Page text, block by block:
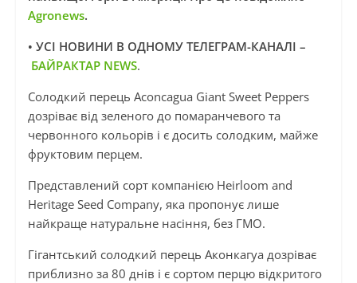
Agronews.
• УСІ НОВИНИ В ОДНОМУ ТЕЛЕГРАМ-КАНАЛІ –
БАЙРАКТАР NEWS.
Солодкий перець Aconcagua Giant Sweet Peppers
дозріває від зеленого до помаранчевого та
червонного кольорів і є досить солодким, майже
фруктовим перцем.
Представлений сорт компанією Heirloom and
Heritage Seed Company, яка пропонує лише
найкраще натуральне насіння, без ГМО.
Гігантський солодкий перець Аконкагуа дозріває
приблизно за 80 днів і є сортом перцю відкритого